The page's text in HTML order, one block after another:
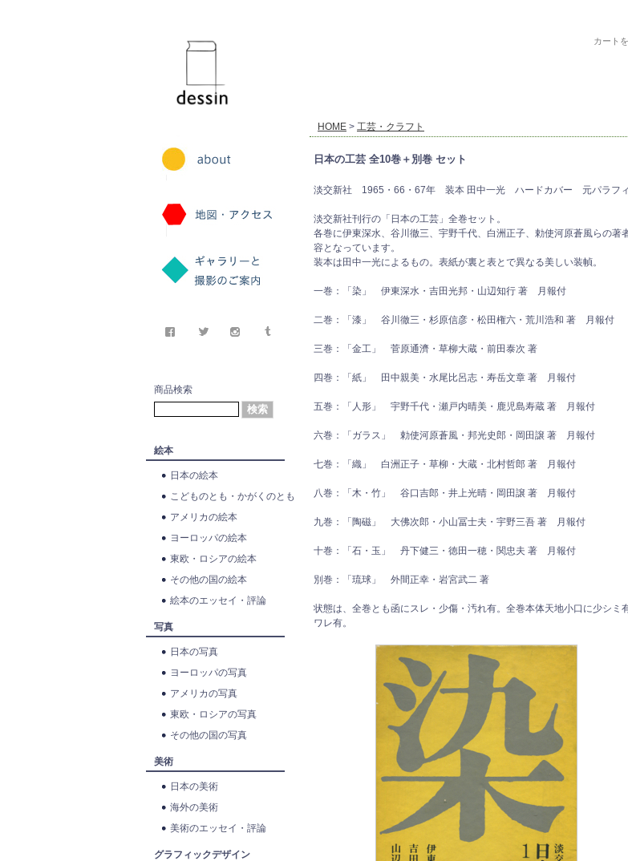
カート
商品検索
絵本
日本の絵本
こどものとも・かがくのとも
アメリカの絵本
ヨーロッパの絵本
東欧・ロシアの絵本
その他の国の絵本
絵本のエッセイ・評論
写真
日本の写真
ヨーロッパの写真
アメリカの写真
東欧・ロシアの写真
その他の国の写真
美術
日本の美術
海外の美術
美術のエッセイ・評論
グラフィックデザイン
HOME > 工芸・クラフト
日本の工芸 全10巻＋別巻 セット
淡交新社 1965・66・67年 装本 田中一光 ハードカバー 元パラフ
淡交新社刊行の「日本の工芸」全巻セット。
各巻に伊東深水、谷川徹三、宇野千代、白洲正子、勅使河原蒼風らの
容となっています。
装本は田中一光によるもの。表紙が裏と表とで異なる美しい装幀。
一巻：「染」 伊東深水・吉田光邦・山辺知行 著 月報付
二巻：「漆」 谷川徹三・杉原信彦・松田権六・荒川浩和 著 月報付
三巻：「金工」 菅原通濟・草柳大蔵・前田泰次 著
四巻：「紙」 田中親美・水尾比呂志・寿岳文章 著 月報付
五巻：「人形」 宇野千代・瀬戸内晴美・鹿児島寿蔵 著 月報付
六巻：「ガラス」 勅使河原蒼風・邦光史郎・岡田譲 著 月報付
七巻：「織」 白洲正子・草柳・大蔵・北村哲郎 著 月報付
八巻：「木・竹」 谷口吉郎・井上光晴・岡田譲 著 月報付
九巻：「陶磁」 大佛次郎・小山冨士夫・宇野三吾 著 月報付
十巻：「石・玉」 丹下健三・徳田一穂・関忠夫 著 月報付
別巻：「琉球」 外間正幸・岩宮武二 著
状態は、全巻とも函にスレ・少傷・汚れ有。全巻本体天地小口に少シ
ワレ有。